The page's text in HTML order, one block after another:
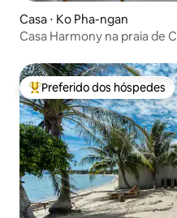
Casa ⋅ Ko Pha-ngan
Casa Harmony na praia de
Entre os melhores
Preferido dos hóspedes